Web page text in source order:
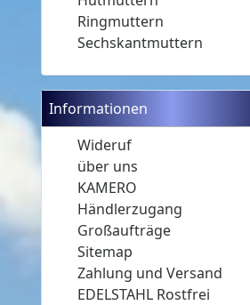
Ringmuttern
Sechskantmuttern
Informationen
Wideruf
über uns
KAMERO
Händlerzugang
Großaufträge
Sitemap
Zahlung und Versand
EDELSTAHL Rostfrei